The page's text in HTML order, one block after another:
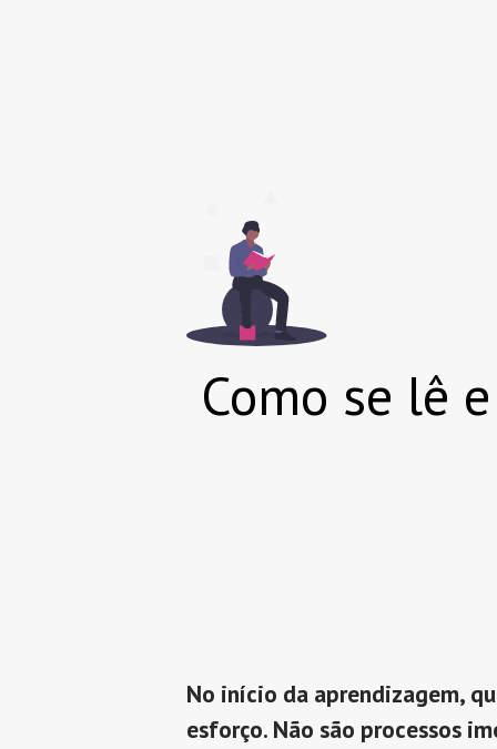
Como se lê
No início da aprendizagem,
esforço. Não são processos